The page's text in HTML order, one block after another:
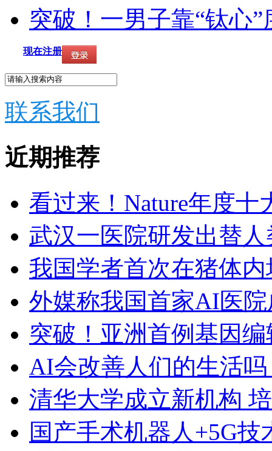
突破！一男子靠“钛心”
现在注册
联系我们
近期推荐
看过来！Nature年度十
武汉一医院研发出替
我国学者首次在猪体
外媒称我国首家AI医
突破！亚洲首例基因
AI会改善人们的生活
清华大学成立新机构
国产手术机器人+5G